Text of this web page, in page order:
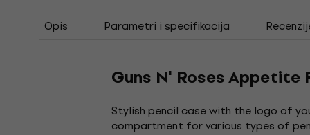
Opis Parametri i specifikacija
Guns N' Roses
Stylish pencil case with the logo of
compartment for various types of